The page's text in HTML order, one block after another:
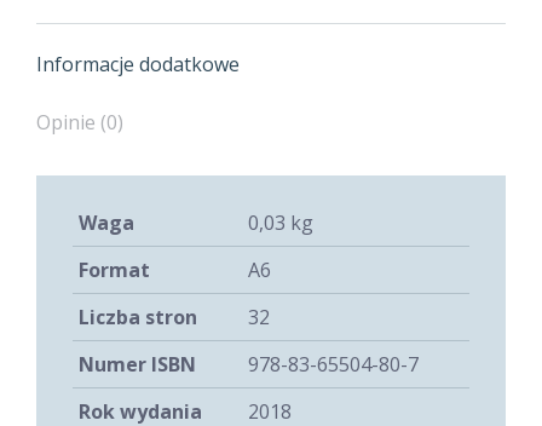
Informacje dodatkowe
Opinie (0)
Waga
0,03 kg
Format
A6
Liczba stron
32
Numer ISBN
978-83-65504-80-7
Rok wydania
2018